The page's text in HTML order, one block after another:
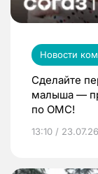
Новости
Сделайте
малыша —
по ОМС!
13:10 / 23.07.26